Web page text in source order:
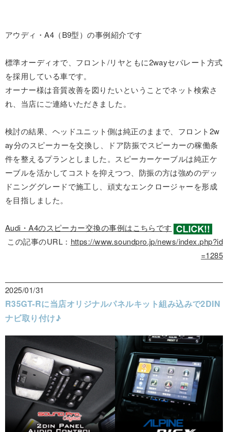
アウディ・A4（B9型）の事例紹介です
標準オーディオで、フロント/リヤともに2wayセパレート方式
を採用している車です。
オーナー様は音質改善を図りたいということでネット検索さ
れ、当店にご連絡いただきました。
検討の結果、ヘッドユニット側は純正のままで、フロント2w
ay分のスピーカーを交換し、ドア防振でスピーカーの稼働条
件を整えるプランとしました。スピーカーケーブルは純正ケ
ーブルを活かしてコストを抑えつつ、防振の方は強めのデッ
ドニンググレードで施工し、頑丈なエンクロージャーを形成
を目指しました。
Audi・A4のスピーカー交換の事例はこちらです
この記事のURL： https://www.soundpro.jp/news/index.php?id
=1285
2025/01/31
R35GT-Rに当店オリジナルパネルキット組み込みで2DIN
ナビ取り付け♪